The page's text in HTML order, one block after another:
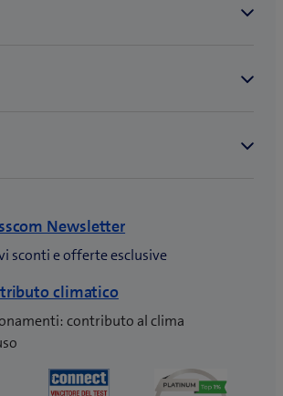
Newsletter
sconti e offerte esclusive
climatico
contributo al clima